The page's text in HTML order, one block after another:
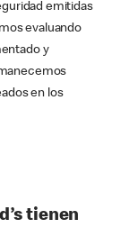
emitidas
evaluando
y
en los
tienen